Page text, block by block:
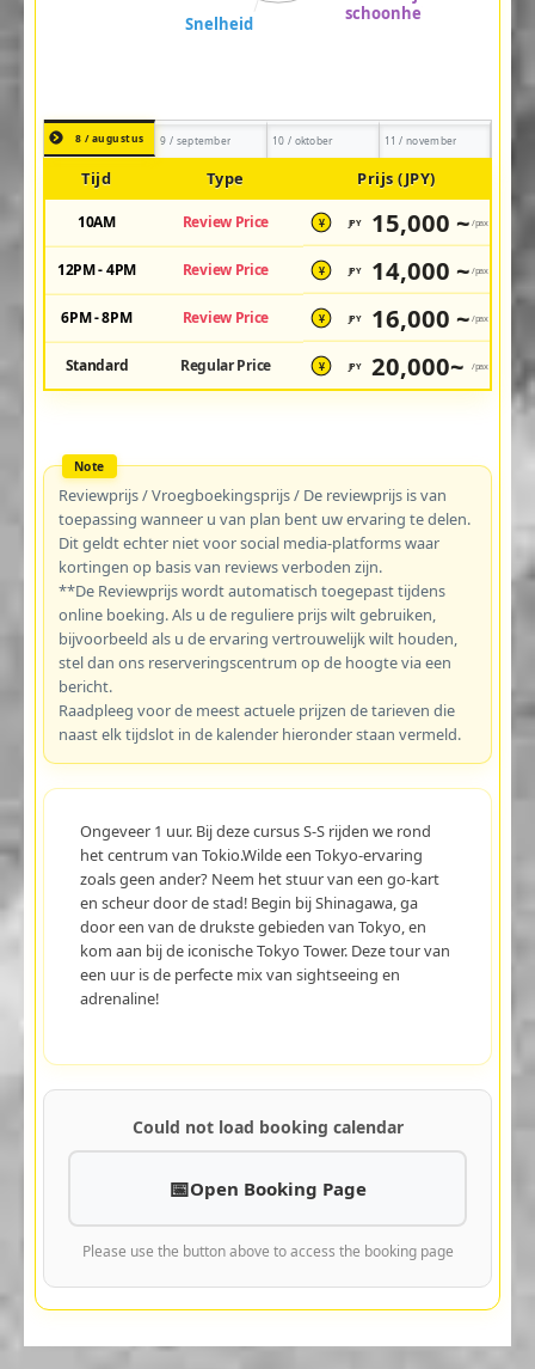
8 / augustus 9 / september 10 / oktober 11 / november
Tijd Type Prijs (JPY)
10AM Review Price ¥ JPY 15,000 ~ /pax
12PM - 4PM Review Price ¥ JPY 14,000 ~ /pax
6PM - 8PM Review Price ¥ JPY 16,000 ~ /pax
Standard Regular Price ¥ JPY 20,000~ /pax
Reviewprijs / Vroegboekingsprijs / De reviewprijs is van
toepassing wanneer u van plan bent uw ervaring te delen.
Dit geldt echter niet voor social media-platforms waar
kortingen op basis van reviews verboden zijn.
**De Reviewprijs wordt automatisch toegepast tijdens
online boeking. Als u de reguliere prijs wilt gebruiken,
bijvoorbeeld als u de ervaring vertrouwelijk wilt houden,
stel dan ons reserveringscentrum op de hoogte via een
bericht.
Raadpleeg voor de meest actuele prijzen de tarieven die
naast elk tijdslot in de kalender hieronder staan vermeld.
Ongeveer 1 uur. Bij deze cursus S-S rijden we rond
het centrum van Tokio.Wilde een Tokyo-ervaring
zoals geen ander? Neem het stuur van een go-kart
en scheur door de stad! Begin bij Shinagawa, ga
door een van de drukste gebieden van Tokyo, en
kom aan bij de iconische Tokyo Tower. Deze tour van
een uur is de perfecte mix van sightseeing en
adrenaline!
Could not load booking calendar
Open Booking Page
Please use the button above to access the booking page